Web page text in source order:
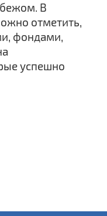
В
отметить,
фондами,
успешно